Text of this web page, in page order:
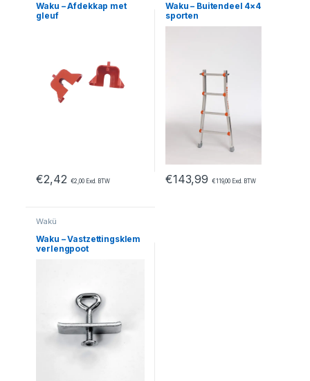
Waku – Afdekkap met
gleuf
€2,42 €2,00Excl. BTW
Waku – Buitendeel 4×4
sporten
€143,99 €119,00Excl. BTW
Wakü
Waku – Vastzettingsklem
verlengpoot